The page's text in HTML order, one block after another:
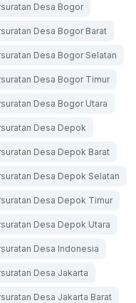
Desa Bogor
Desa Bogor Barat
Desa Bogor Selatan
Desa Bogor Timur
Desa Bogor Utara
Desa Depok
Desa Depok Barat
Desa Depok Selatan
Desa Depok Timur
Desa Depok Utara
Desa Indonesia
Desa Jakarta
Desa Jakarta Barat